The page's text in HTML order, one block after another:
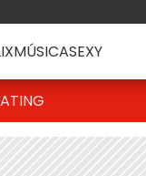
MÚSICASEXY